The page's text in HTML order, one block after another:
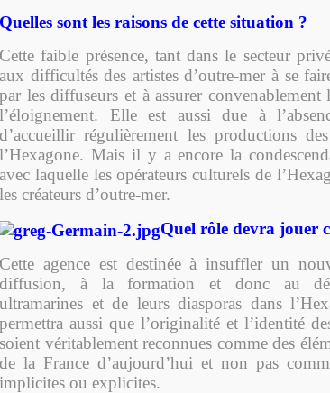
Quelles sont les raisons de cette situation ?
Cette faible présence, tant dans le secteur
aux difficultés des artistes d’outre-mer à se
par les diffuseurs et à assurer
l’éloignement. Elle est aussi due à
d’accueillir régulièrement les productions
l’Hexagone. Mais il y a encore la
avec laquelle les opérateurs culturels de
les créateurs d’outre-mer.
Quel rôle devra jouer
Cette agence est destinée à insuffler un
diffusion, à la formation et donc au
ultramarines et de leurs diasporas dans
permettra aussi que l’originalité et l’identité
soient véritablement reconnues comme des
de la France d’aujourd’hui et non pas
implicites ou explicites.